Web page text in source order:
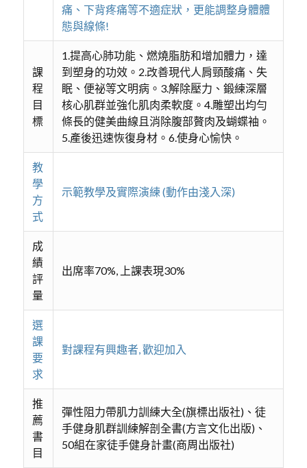
痛、下背疼痛等不適症狀，更能調整身體體
態與線條!
課
程
目
標
1.提高心肺功能、燃燒脂肪和增加體力，達
到塑身的功效。2.改善現代人肩頸酸痛、失
眠、便祕等文明病。3.解除壓力、鍛練深層
核心肌群並強化肌肉柔軟度。4.雕塑出均勻
條長的健美曲線且消除腹部贅肉及蝴蝶袖。
5.產後迅速恢復身材。6.使身心愉快。
教
學
方
式
示範教學及實際演練 (動作由淺入深)
成
績
評
量
出席率70%, 上課表現30%
選
課
要
求
對課程有興趣者, 歡迎加入
推
薦
書
目
彈性阻力帶肌力訓練大全(旗標出版社)、徒
手健身肌群訓練解剖全書(方言文化出版)、
50組在家徒手健身計畫(商周出版社)